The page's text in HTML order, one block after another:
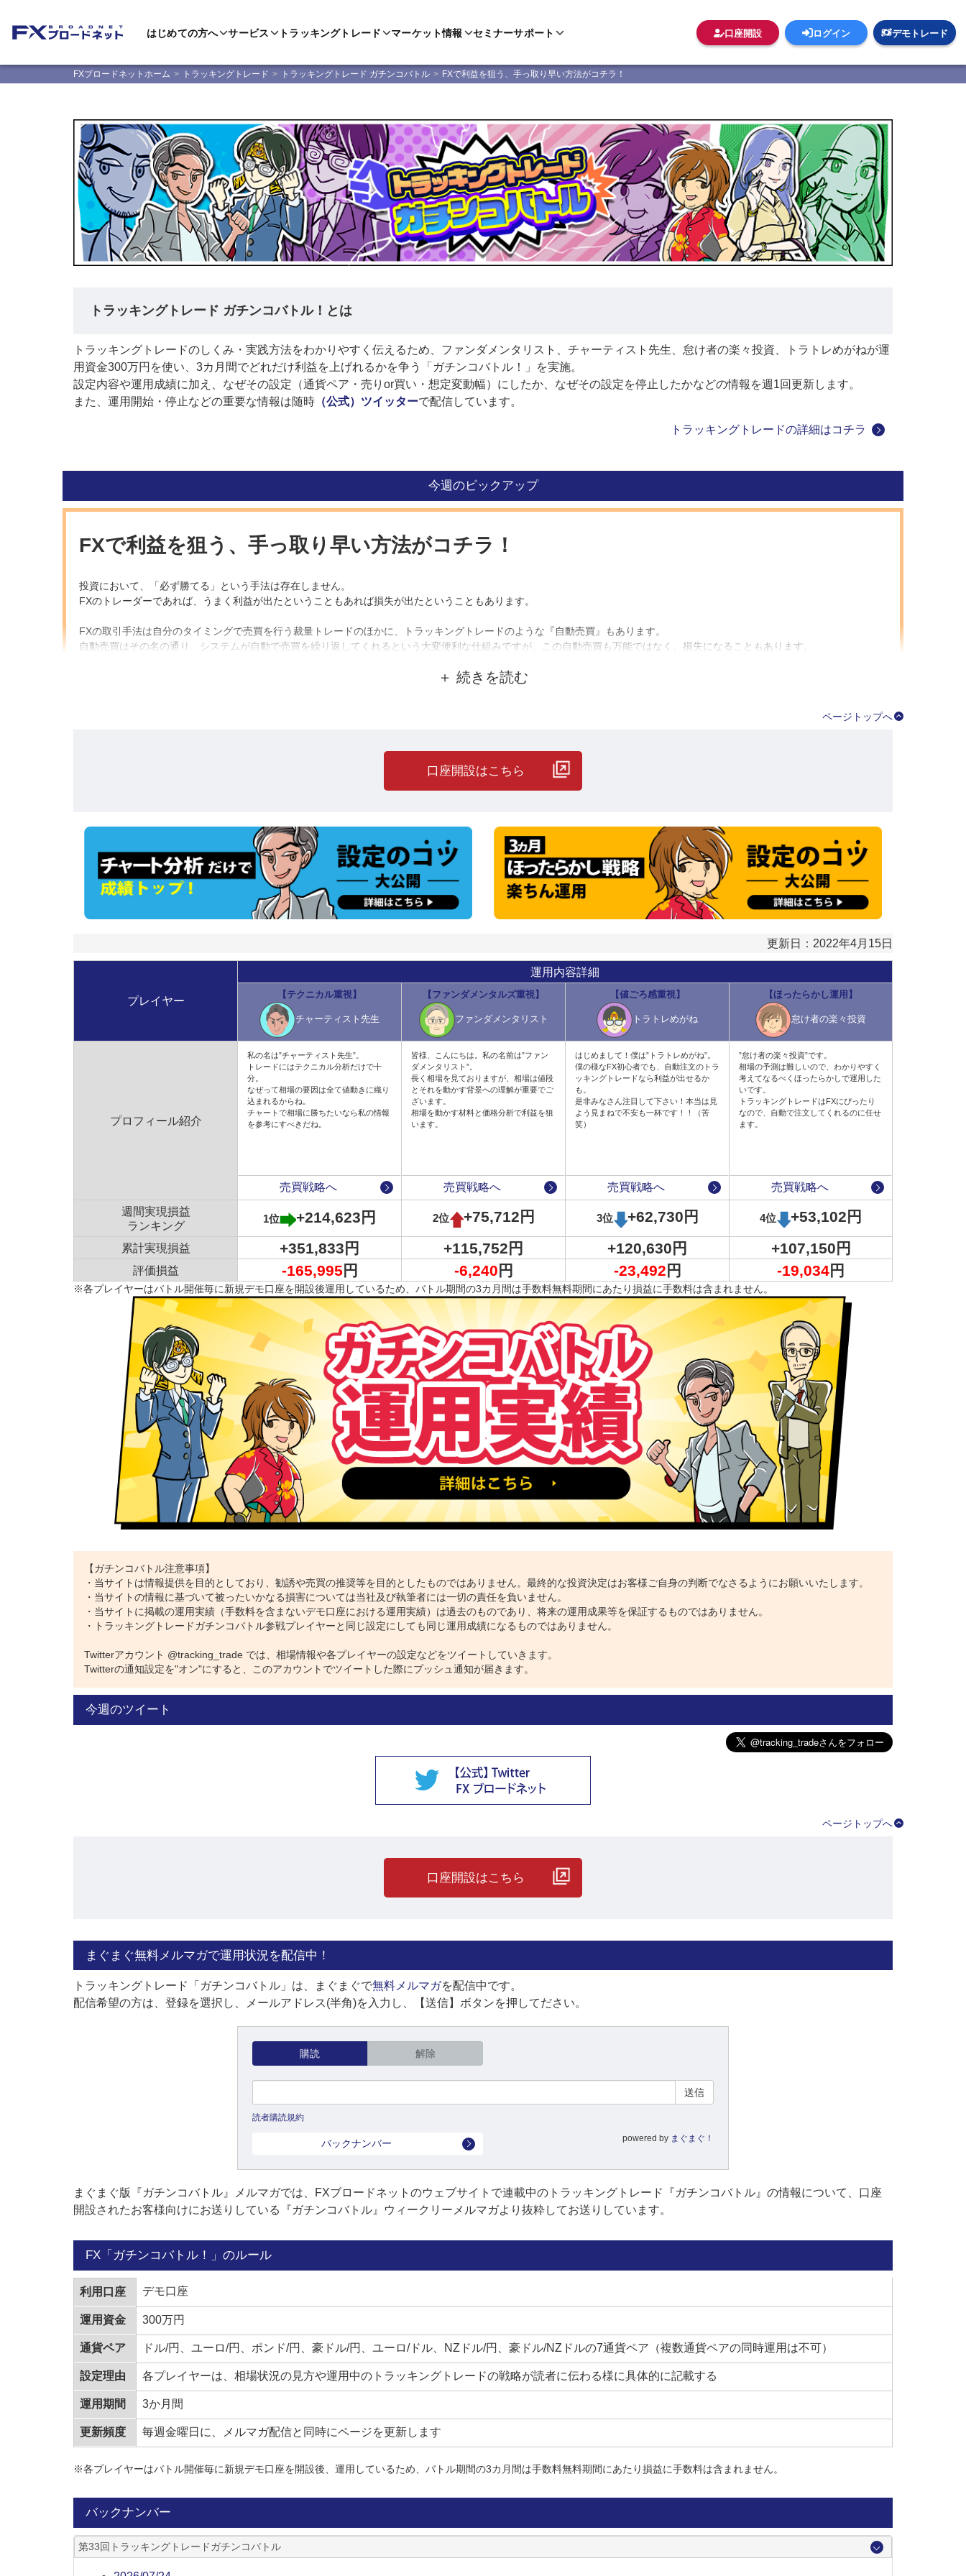
はじめての方へ サービス トラッキングトレード マーケット情報 セミナーサポート 口座開設 ログイン デモトレード
FXブロードネットホーム トラッキングトレード トラッキングトレード ガチンコバトル FXで利益を狙う、手っ取り早い方法がコチラ！
トラッキングトレード ガチンコバトル！とは
トラッキングトレードのしくみ・実践方法をわかりやすく伝えるため、ファンダメンタリスト、チャーティスト先生、怠け者の楽々投資、トラトレめがねが運
用資金300万円を使い、3カ月間でどれだけ利益を上げれるかを争う「ガチンコバトル！」を実施。
設定内容や運用成績に加え、なぜその設定（通貨ペア・売りor買い・想定変動幅）にしたか、なぜその設定を停止したかなどの情報を週1回更新します。
また、運用開始・停止などの重要な情報は随時 （公式）ツイッターで配信しています。
トラッキングトレードの詳細はコチラ
今週のピックアップ
FXで利益を狙う、手っ取り早い方法がコチラ！
投資において、「必ず勝てる」という手法は存在しません。
FXのトレーダーであれば、うまく利益が出たということもあれば損失が出たということもあります。
FXの取引手法は自分のタイミングで売買を行う裁量トレードのほかに、トラッキングトレードのような『自動売買』もあります。
自動売買はその名の通り、システムが自動で売買を繰り返してくれるという大変便利な仕組みですが、この自動売買も万能ではなく、損失になることもあります。
この手法でトラトレめがねさんは、負け越しから勝組へと大転換しました。
したがって、同じ設定で運用を開始すれば、基本的に誰が運用してもほとんど同じ成果を得られる可能性があります。
その結果、怠け者楽々投資さんの利益確定のレートに達していないものの、トラトレめがねさんの利益確定のレートには達しているという状況が発生し、利益確定の回数にも違い
現在のところ、本家・怠け者の楽々投資さんよりも多くの利食い決済注文が約定し、利益額も本家を上回っています。
●トラッキングトレードのメリットを活かした運用！
怠け者の楽々投資さんは、事前に停止レートも公開しているので、停止レートに達するまでは、あとは何もすることはありません。
成績が伸び悩んでいる方は、「トラトレめがね」さんのマネ運用を参考にしてみるものいいかもしれません。
ガチンコバトルのプレーヤーが運用を開始したり、運用の内容を変更するときは、ツイッターでお知らせしますので、トラトレめがねさんのようなマネ運用をされようと思われて
いる方は、ぜひ、ツイッターのフォローをお願いします。
トラッキングトレードTwitterは
ページトップへ
口座開設はこちら
更新日：2022年4月15日
プレイヤー
運用内容詳細
【テクニカル重視】
チャーティスト先生
【ファンダメンタルズ重視】
ファンダメンタリスト
【値ごろ感重視】
トラトレめがね
【ほったらかし運用】
怠け者の楽々投資
プロフィール紹介
私の名は”チャーティスト先生”。
トレードにはテクニカル分析だけで十
分。
なぜって相場の要因は全て値動きに織り
込まれるからね。
チャートで相場に勝ちたいなら私の情報
を参考にすべきだね。
売買戦略へ
皆様、こんにちは。私の名前は”ファン
ダメンタリスト”。
長く相場を見ておりますが、相場は値段
とそれを動かす背景への理解が重要でご
ざいます。
相場を動かす材料と価格分析で利益を狙
います。
売買戦略へ
はじめまして！僕は”トラトレめがね”。
僕の様なFX初心者でも、自動注文のトラ
ッキングトレードなら利益が出せるか
も。
是非みなさん注目して下さい！本当は見
よう見まねで不安も一杯です！！（苦
笑）
売買戦略へ
”怠け者の楽々投資”です。
相場の予測は難しいので、わかりやすく
考えてなるべくほったらかしで運用した
いです。
トラッキングトレードはFXにぴったり
なので、自動で注文してくれるのに任せ
ます。
売買戦略へ
週間実現損益
ランキング
1位 +214,623円 2位 +75,712円 3位 +62,730円 4位 +53,102円
累計実現損益 +351,833円 +115,752円 +120,630円 +107,150円
評価損益 -165,995 円 -6,240 円 -23,492 円 -19,034円
※各プレイヤーはバトル開催毎に新規デモ口座を開設後運用しているため、バトル期間の3カ月間は手数料無料期間にあたり損益に手数料は含まれません。
【ガチンコバトル注意事項】
・当サイトは情報提供を目的としており、勧誘や売買の推奨等を目的としたものではありません。最終的な投資決定はお客様ご自身の判断でなさるようにお願いいたします。
・当サイトの情報に基づいて被ったいかなる損害については当社及び執筆者には一切の責任を負いません。
・当サイトに掲載の運用実績（手数料を含まないデモ口座における運用実績）は過去のものであり、将来の運用成果等を保証するものではありません。
・トラッキングトレードガチンコバトル参戦プレイヤーと同じ設定にしても同じ運用成績になるものではありません。
Twitterアカウント @tracking_trade では、相場情報や各プレイヤーの設定などをツイートしていきます。
Twitterの通知設定を"オン"にすると、このアカウントでツイートした際にプッシュ通知が届きます。
今週のツイート
ページトップへ
口座開設はこちら
まぐまぐ無料メルマガで運用状況を配信中！
トラッキングトレード「ガチンコバトル」は、まぐまぐで無料メルマガを配信中です。
配信希望の方は、登録を選択し、メールアドレス(半角)を入力し、【送信】ボタンを押してださい。
購読 解除
読者購読規約
バックナンバー powered by まぐまぐ！
まぐまぐ版『ガチンコバトル』メルマガでは、FXブロードネットのウェブサイトで連載中のトラッキングトレード『ガチンコバトル』の情報について、口座
開設されたお客様向けにお送りしている『ガチンコバトル』ウィークリーメルマガより抜粋してお送りしています。
FX「ガチンコバトル！」のルール
利用口座 デモ口座
運用資金 300万円
通貨ペア ドル/円、ユーロ/円、ポンド/円、豪ドル/円、ユーロ/ドル、NZドル/円、豪ドル/NZドルの7通貨ペア（複数通貨ペアの同時運用は不可）
設定理由 各プレイヤーは、相場状況の見方や運用中のトラッキングトレードの戦略が読者に伝わる様に具体的に記載する
運用期間 3か月間
更新頻度 毎週金曜日に、メルマガ配信と同時にページを更新します
※各プレイヤーはバトル開催毎に新規デモ口座を開設後、運用しているため、バトル期間の3カ月間は手数料無料期間にあたり損益に手数料は含まれません。
バックナンバー
第33回トラッキングトレードガチンコバトル